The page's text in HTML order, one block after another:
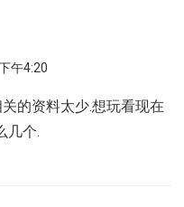
午4:20
的资料太少.想玩看现在
几个.